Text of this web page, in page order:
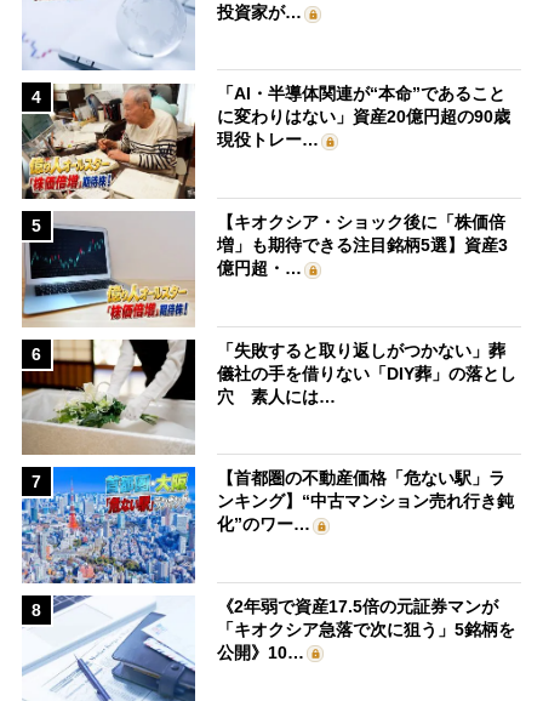
投資家が…
4
「AI・半導体関連が“本命”であること
に変わりはない」資産20億円超の90歳
現役トレー…
5
【キオクシア・ショック後に「株価倍
増」も期待できる注目銘柄5選】資産3
億円超・…
6
「失敗すると取り返しがつかない」葬
儀社の手を借りない「DIY葬」の落とし
穴 素人には…
7
【首都圏の不動産価格「危ない駅」ラ
ンキング】“中古マンション売れ行き鈍
化”のワー…
8
《2年弱で資産17.5倍の元証券マンが
「キオクシア急落で次に狙う」5銘柄を
公開》10…